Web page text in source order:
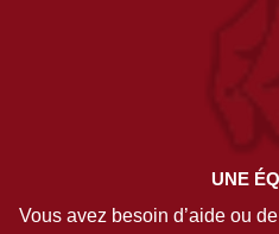
UNE
Vous avez besoin d’aide ou